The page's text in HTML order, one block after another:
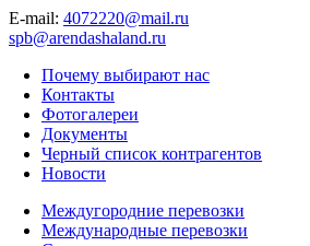
E-mail: 4072220@mail.ru
spb@arendashaland.ru
Почему выбирают нас
Контакты
Фотогалереи
Документы
Черный список контрагентов
Новости
Междугородние перевозки
Международные перевозки